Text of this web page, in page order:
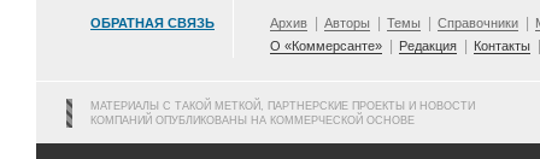
ОБРАТНАЯ СВЯЗЬ Архив Авторы Темы Справочники
О «Коммерсанте»
Редакция Контакты
МАТЕРИАЛЫ С ТАКОЙ МЕТКОЙ, ПАРТНЕРСКИЕ ПРОЕКТЫ И НОВОСТИ
КОМПАНИЙ ОПУБЛИКОВАНЫ НА КОММЕРЧЕСКОЙ ОСНОВЕ